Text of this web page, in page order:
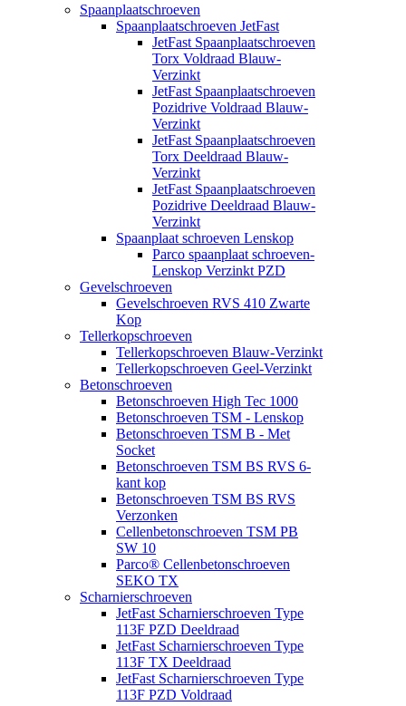
Spaanplaatschroeven
Spaanplaatschroeven JetFast
JetFast Spaanplaatschroeven
Torx Voldraad Blauw-
Verzinkt
JetFast Spaanplaatschroeven
Pozidrive Voldraad Blauw-
Verzinkt
JetFast Spaanplaatschroeven
Torx Deeldraad Blauw-
Verzinkt
JetFast Spaanplaatschroeven
Pozidrive Deeldraad Blauw-
Verzinkt
Spaanplaat schroeven Lenskop
Parco spaanplaat schroeven-
Lenskop Verzinkt PZD
Gevelschroeven
Gevelschroeven RVS 410 Zwarte
Kop
Tellerkopschroeven
Tellerkopschroeven Blauw-Verzinkt
Tellerkopschroeven Geel-Verzinkt
Betonschroeven
Betonschroeven High Tec 1000
Betonschroeven TSM - Lenskop
Betonschroeven TSM B - Met
Socket
Betonschroeven TSM BS RVS 6-
kant kop
Betonschroeven TSM BS RVS
Verzonken
Cellenbetonschroeven TSM PB
SW 10
Parco® Cellenbetonschroeven
SEKO TX
Scharnierschroeven
JetFast Scharnierschroeven Type
113F PZD Deeldraad
JetFast Scharnierschroeven Type
113F TX Deeldraad
JetFast Scharnierschroeven Type
113F PZD Voldraad